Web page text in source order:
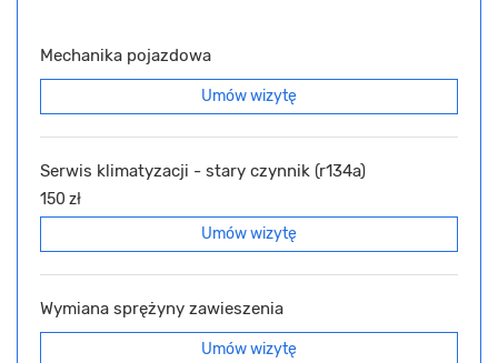
Mechanika pojazdowa
Umów wizytę
Serwis klimatyzacji - stary czynnik (r134a)
150 zł
Umów wizytę
Wymiana sprężyny zawieszenia
Umów wizytę